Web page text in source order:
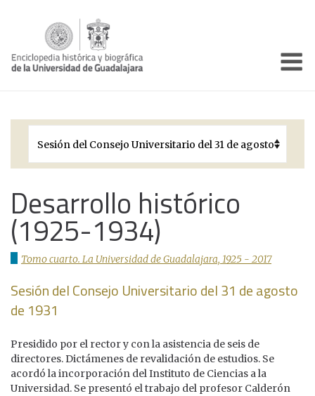
Períodos Históricos
Galería
Documentos institucionales
Desarrollo histórico
(1925-1934)
Tomo cuarto. La Universidad de Guadalajara, 1925 - 2017
Sesión del Consejo Universitario del 31 de agosto
de 1931
Presidido por el rector y con la asistencia de seis de
directores. Dictámenes de revalidación de estudios. Se
acordó la incorporación del Instituto de Ciencias a la
Universidad. Se presentó el trabajo del profesor Calderón